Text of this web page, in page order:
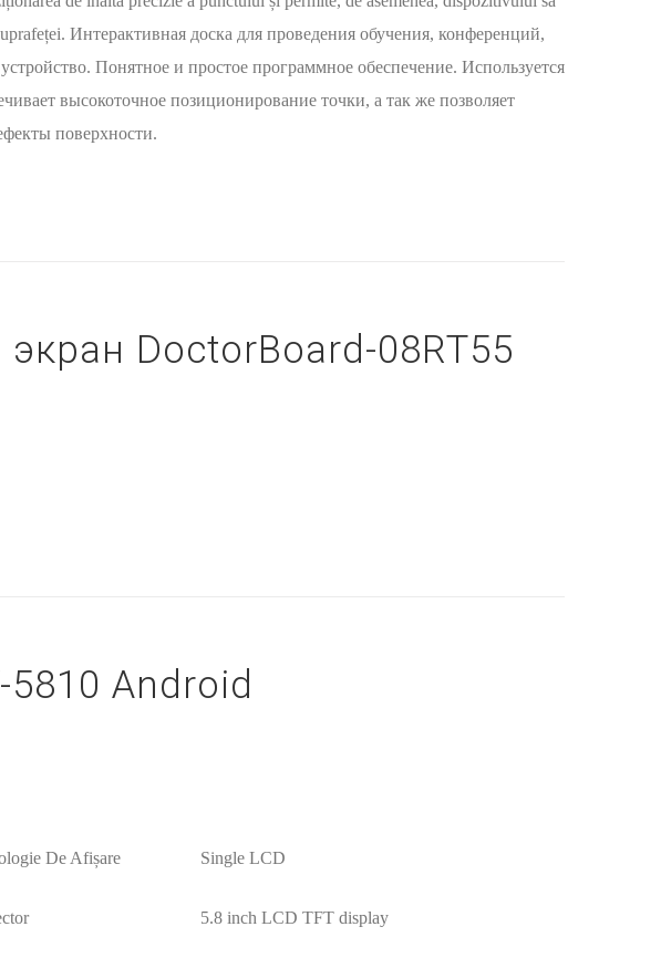
Интерактивная доска для проведения обучения, конференций,
Понятное и простое программное обеспечение. Используется
высокоточное позиционирование точки, а так же позволяет
поверхности.
DoctorBoard-08RT55
5810 Android
De Afișare Single LCD
5.8 inch LCD TFT display